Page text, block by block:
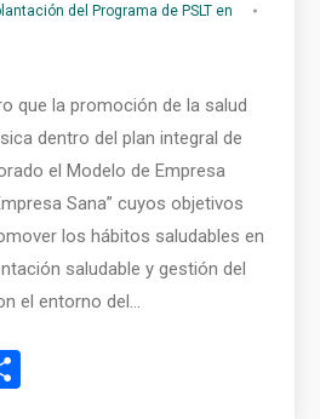
del Programa de PSLT en
que la promoción de la salud
dentro del plan integral de
el Modelo de Empresa
Sana” cuyos objetivos
los hábitos saludables en
saludable y gestión del
el entorno del…